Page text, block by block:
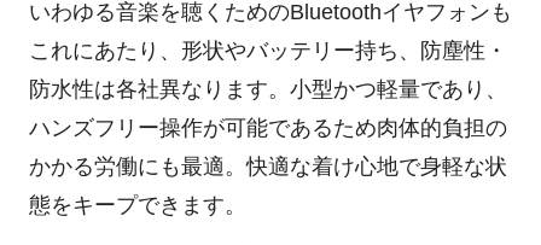
いわゆる音楽を聴くためのBluetoothイヤフォンも
これにあたり、形状やバッテリー持ち、防塵性・
防水性は各社異なります。小型かつ軽量であり、
ハンズフリー操作が可能であるため肉体的負担の
かかる労働にも最適。快適な着け心地で身軽な状
態をキープできます。